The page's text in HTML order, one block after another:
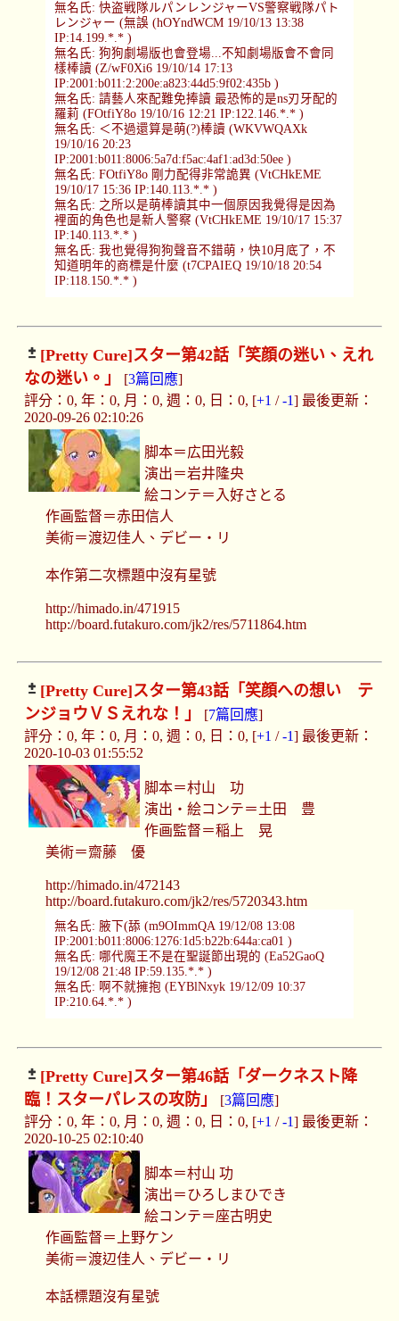
無名氏: 快盗戦隊ルパンレンジャーVS警察戦隊パト
レンジャー (無誤 (hOYndWCM 19/10/13 13:38
IP:14.199.*.* )
無名氏: 狗狗劇場版也會登場...不知劇場版會不會同
樣棒讀 (Z/wF0Xi6 19/10/14 17:13
IP:2001:b011:2:200e:a823:44d5:9f02:435b )
無名氏: 請藝人來配難免捧讀 最恐怖的是ns刃牙配的
羅莉 (FOtfiY8o 19/10/16 12:21 IP:122.146.*.* )
無名氏: ＜不過還算是萌(?)棒讀 (WKVWQAXk
19/10/16 20:23
IP:2001:b011:8006:5a7d:f5ac:4af1:ad3d:50ee )
無名氏: FOtfiY8o 剛力配得非常詭異 (VtCHkEME
19/10/17 15:36 IP:140.113.*.* )
無名氏: 之所以是萌棒讀其中一個原因我覺得是因為
裡面的角色也是新人警察 (VtCHkEME 19/10/17 15:37
IP:140.113.*.* )
無名氏: 我也覺得狗狗聲音不錯萌，快10月底了，不
知道明年的商標是什麼 (t7CPAIEQ 19/10/18 20:54
IP:118.150.*.* )
[Pretty Cure]スター第42話「笑顔の迷い、えれ
なの迷い。」
[3篇回應]
評分：0, 年：0, 月：0, 週：0, 日：0, [+1 /-1] 最後更新：
2020-09-26 02:10:26
脚本＝広田光毅
演出＝岩井隆央
絵コンテ＝入好さとる
作画監督＝赤田信人
美術＝渡辺佳人、デビー・リ
本作第二次標題中沒有星號
http://himado.in/471915
http://board.futakuro.com/jk2/res/5711864.htm
[Pretty Cure]スター第43話「笑顔への想い テ
ンジョウＶＳえれな！」
[7篇回應]
評分：0, 年：0, 月：0, 週：0, 日：0, [+1 /-1] 最後更新：
2020-10-03 01:55:52
脚本＝村山 功
演出・絵コンテ＝土田 豊
作画監督＝稲上 晃
美術＝齋藤 優
http://himado.in/472143
http://board.futakuro.com/jk2/res/5720343.htm
無名氏: 腋下(舔 (m9OImmQA 19/12/08 13:08
IP:2001:b011:8006:1276:1d5:b22b:644a:ca01 )
無名氏: 哪代魔王不是在聖誕節出現的 (Ea52GaoQ
19/12/08 21:48 IP:59.135.*.* )
無名氏: 啊不就擁抱 (EYBlNxyk 19/12/09 10:37
IP:210.64.*.* )
[Pretty Cure]スター第46話「ダークネスト降
臨！スターパレスの攻防」
[3篇回應]
評分：0, 年：0, 月：0, 週：0, 日：0, [+1 /-1] 最後更新：
2020-10-25 02:10:40
脚本＝村山 功
演出＝ひろしまひでき
絵コンテ＝座古明史
作画監督＝上野ケン
美術＝渡辺佳人、デビー・リ
本話標題沒有星號